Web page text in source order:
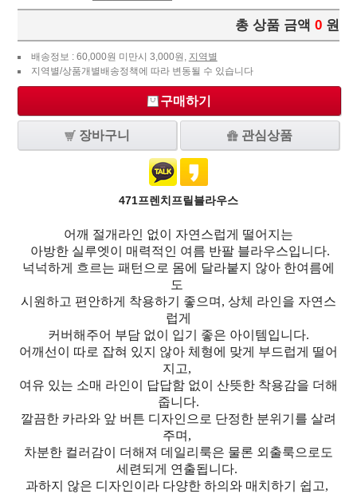
총 상품 금액 0 원
배송정보 : 60,000원 미만시 3,000원, 지역별
지역별/상품개별배송정책에 따라 변동될 수 있습니다
구매하기
장바구니 관심상품
471프렌치프릴블라우스
어깨 절개라인 없이 자연스럽게 떨어지는
아방한 실루엣이 매력적인 여름 반팔 블라우스입니다.
넉넉하게 흐르는 패턴으로 몸에 달라붙지 않아 한여름에
도
시원하고 편안하게 착용하기 좋으며, 상체 라인을 자연스
럽게
커버해주어 부담 없이 입기 좋은 아이템입니다.
어깨선이 따로 잡혀 있지 않아 체형에 맞게 부드럽게 떨어
지고,
여유 있는 소매 라인이 답답함 없이 산뜻한 착용감을 더해
줍니다.
깔끔한 카라와 앞 버튼 디자인으로 단정한 분위기를 살려
주며,
차분한 컬러감이 더해져 데일리룩은 물론 외출룩으로도
세련되게 연출됩니다.
과하지 않은 디자인이라 다양한 하의와 매치하기 쉽고,